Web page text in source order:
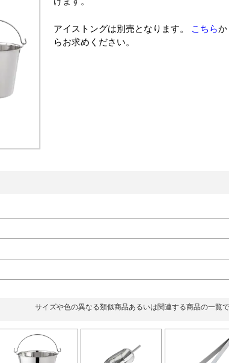
アイストングは別売となります。 こちらか
らお求めください。
サイズや色の異なる類似商品あるいは関連する商品の一覧